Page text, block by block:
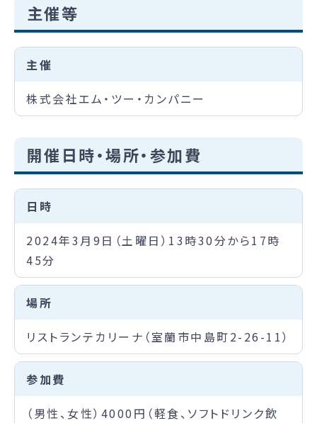
主催等
主催
株式会社エム・ツー・カンパニー
開催日時・場所・参加費
日時
2024年3月9日（土曜日）13時30分から17時
45分
場所
リストランテカリーナ（室蘭市中島町2-26-11）
参加費
（男性、女性）4000円（軽食、ソフトドリンク飲